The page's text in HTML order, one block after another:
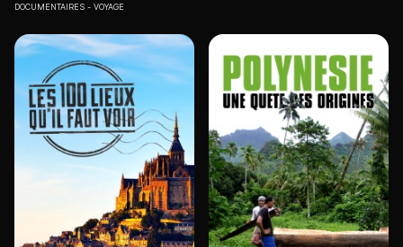
DOCUMENTAIRES VOYAGE